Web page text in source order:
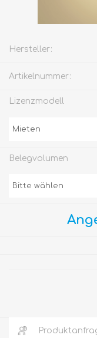
Hersteller:
Artikelnummer:
Lizenzmodell
Belegvolumen